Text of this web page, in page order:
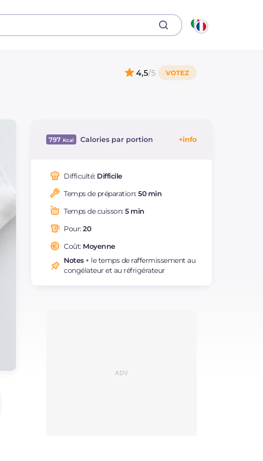
4,5/5
797 Calories par portion
Dont sucres
Protéine g
Graisses
saturés
Fibre
Cholestérol
Sodium mg
Difficulté: Difficile
Temps de préparation:50 min
Temps de cuisson:5 min
Pour:20
Coût: Moyenne
Notes+ le temps de raffermissement au
congélateur et au réfrigérateur